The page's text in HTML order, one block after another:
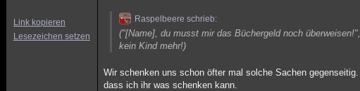
Link kopieren
Lesezeichen setzen
Raspelbeere schrieb:
("[Name], du musst mir das Büchergeld noch
kein Kind mehr!)
Wir schenken uns schon öfter mal solche Sachen
dass ich ihr was schenken kann.